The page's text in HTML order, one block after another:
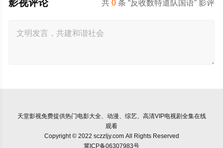
共0 条 “反收数特遣队国语” 影评
影视评论
天堂影视免费提供热门电影大全、动漫、综艺、高清VIP电视剧全集在线
观看
Copyright © 2022 sczzljy.com All Rights Reserved
冀ICP备06307983号